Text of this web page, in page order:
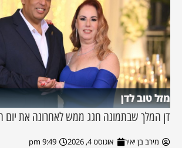
מזל טוב לדן
דן המלך שבתמונה חגג ממש לאחרונה את יום
מירב בן יאיר אוגוסט 4, 2026 9:49 pm